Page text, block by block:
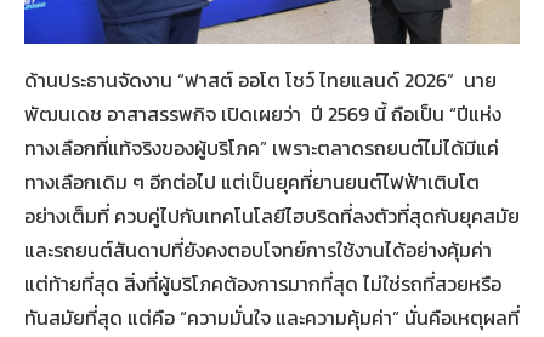
ด้านประธานจัดงาน “ฟาสต์ ออโต โชว์ ไทยแลนด์ 2026” นาย
พัฒนเดช อาสาสรรพกิจ เปิดเผยว่า ปี 2569 นี้ ถือเป็น “ปีแห่ง
ทางเลือกที่แท้จริงของผู้บริโภค” เพราะตลาดรถยนต์ไม่ได้มีแค่
ทางเลือกเดิม ๆ อีกต่อไป แต่เป็นยุคที่ยานยนต์ไฟฟ้าเติบโต
อย่างเต็มที่ ควบคู่ไปกับเทคโนโลยีไฮบริดที่ลงตัวที่สุดกับยุคสมัย
และรถยนต์สันดาปที่ยังคงตอบโจทย์การใช้งานได้อย่างคุ้มค่า
แต่ท้ายที่สุด สิ่งที่ผู้บริโภคต้องการมากที่สุด ไม่ใช่รถที่สวยหรือ
ทันสมัยที่สุด แต่คือ “ความมั่นใจ และความคุ้มค่า” นั่นคือเหตุผลที่